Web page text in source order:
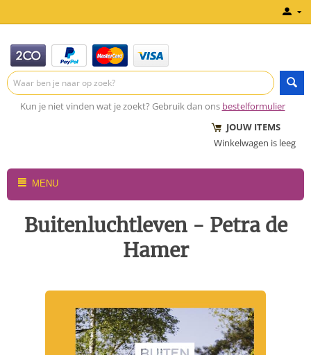
Kun je niet vinden wat je zoekt? Gebruik dan ons bestelformulier
JOUW ITEMS
Winkelwagen is leeg
MENU
Buitenluchtleven - Petra de
Hamer